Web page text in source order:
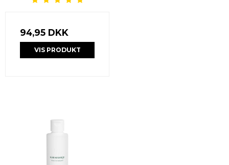
94,95 DKK
VIS PRODUKT